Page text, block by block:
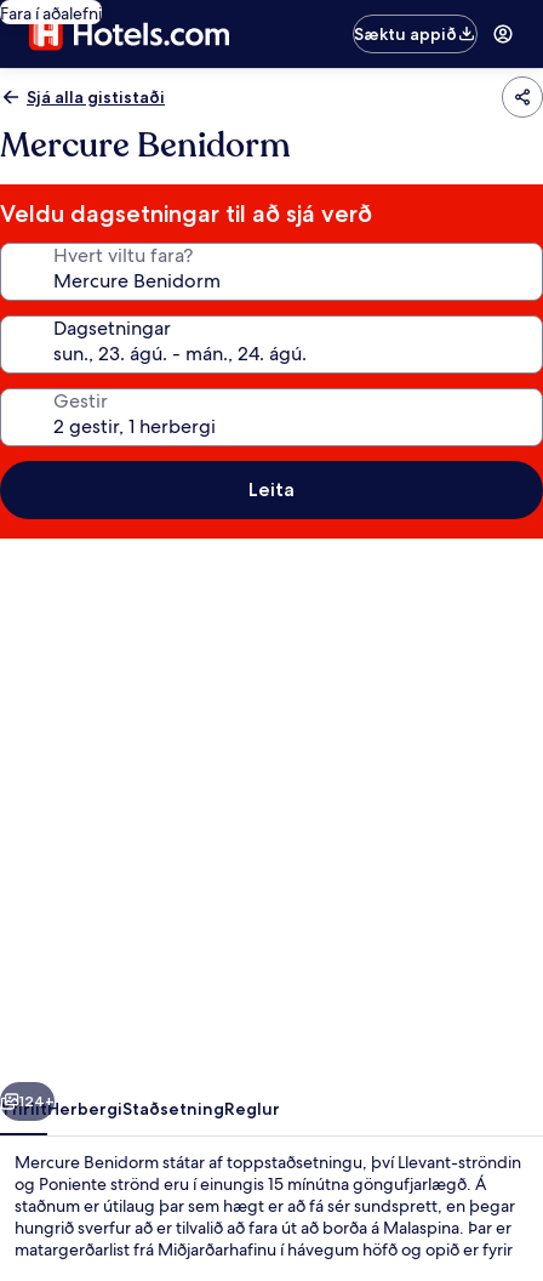
Fara í aðalefni
Sæktu appið
Sjá alla gististaði
Mercure Benidorm
Veldu dagsetningar til að sjá verð
Hvert viltu fara?
Dagsetningar
Gestir
Leita
Næsta
124+
YfirlitHerbergiStaðsetningReglur
Mercure Benidorm státar af toppstaðsetningu, því Llevant-ströndin
og Poniente strönd eru í einungis 15 mínútna göngufjarlægð. Á
staðnum er útilaug þar sem hægt er að fá sér sundsprett, en þegar
hungrið sverfur að er tilvalið að fara út að borða á Malaspina. Þar er
matargerðarlist frá Miðjarðarhafinu í hávegum höfð og opið er fyrir